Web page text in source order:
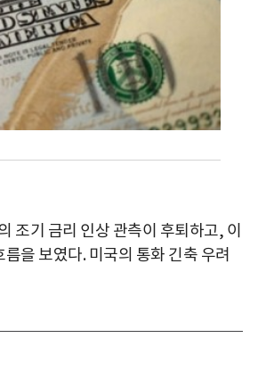
조기 금리 인상 관측이 후퇴하고, 이
을 보였다. 미국의 통화 긴축 우려